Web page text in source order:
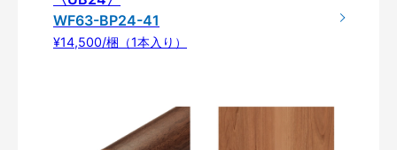
WF63-BP24-41
¥14,500/梱（1本入り）